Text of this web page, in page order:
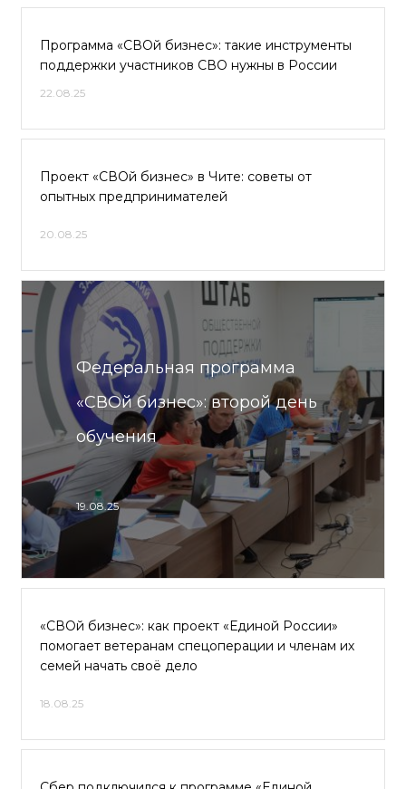
Программа «СВОй бизнес»: такие инструменты
поддержки участников СВО нужны в России
22.08.25
Проект «СВОй бизнес» в Чите: советы от
опытных предпринимателей
20.08.25
Федеральная программа
«СВОй бизнес»: второй день
обучения
19.08.25
«СВОй бизнес»: как проект «Единой России»
помогает ветеранам спецоперации и членам их
семей начать своё дело
18.08.25